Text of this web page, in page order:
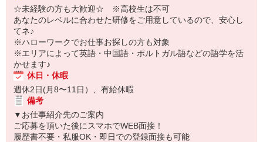
☆未経験の方も大歓迎☆ ※高校生は不可
あなたのレベルに合わせた研修をご用意しているので、安心し
てネ♪
※ハローワークでお仕事お探しの方も対象
※エリアによって英語・中国語・ポルトガル語などの語学を活
かせます♪
休日・休暇
週休2日(月8〜11日）、有給休暇
備考
▼お仕事紹介先のご案内
ご応募を頂いた後にスマホでWEB面接！
履歴書不要・私服OK・即日での登録面接も可能